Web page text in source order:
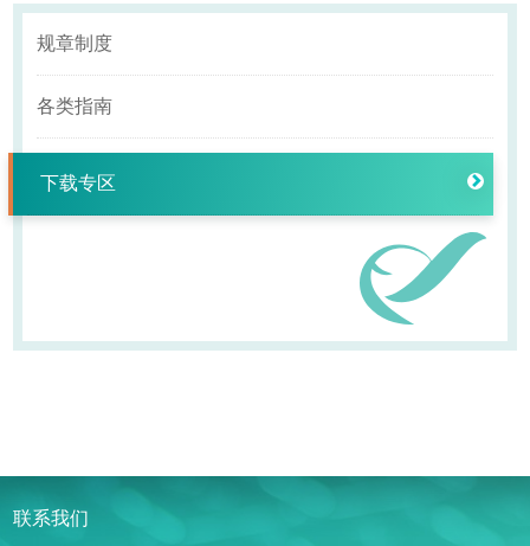
规章制度
各类指南
下载专区
联系我们